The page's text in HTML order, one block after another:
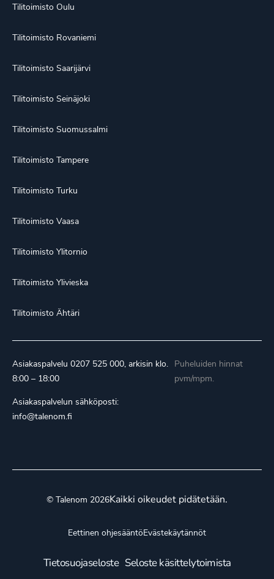
Tilitoimisto Oulu
Tilitoimisto Rovaniemi
Tilitoimisto Saarijärvi
Tilitoimisto Seinäjoki
Tilitoimisto Suomussalmi
Tilitoimisto Tampere
Tilitoimisto Turku
Tilitoimisto Vaasa
Tilitoimisto Ylitornio
Tilitoimisto Ylivieska
Tilitoimisto Ähtäri
Asiakaspalvelu 0207 525 000, arkisin klo.
8:00 – 18:00
Asiakaspalvelun sähköposti:
info@talenom.fi
Puheluiden hinnat
pvm/mpm.
© Talenom 2026Kaikki oikeudet pidätetään.
Eettinen ohjesääntöEvästekäytännöt
Tietosuojaseloste Seloste käsittelytoimista